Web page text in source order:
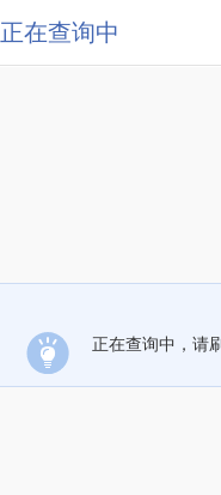
正在查询中
正在查询中，请